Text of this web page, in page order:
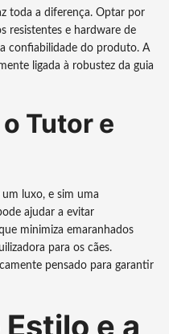
toda a diferença. Optar por
resistentes e hardware de
confiabilidade do produto. A
ligada à robustez da guia
Tutor e
luxo, e sim uma
ajudar a evitar
minimiza emaranhados
para os cães.
pensado para garantir
e a